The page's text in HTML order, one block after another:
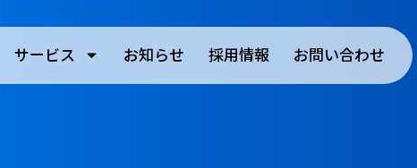
サービス お知らせ 採用情報 お問い合わせ